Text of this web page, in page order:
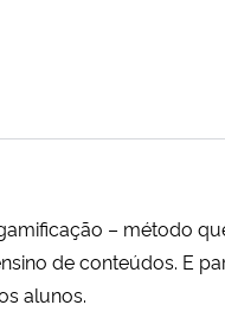
– método
de conteúdos. E
alunos.